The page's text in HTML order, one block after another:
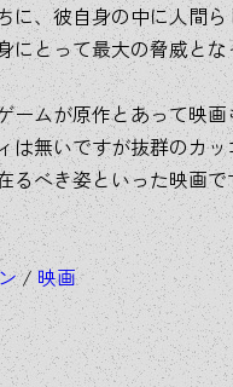
、彼自身の中に人間
にとって最大の脅威と
ムが原作とあって映
は無いですが抜群のカッ
るべき姿といった映画で
/映画